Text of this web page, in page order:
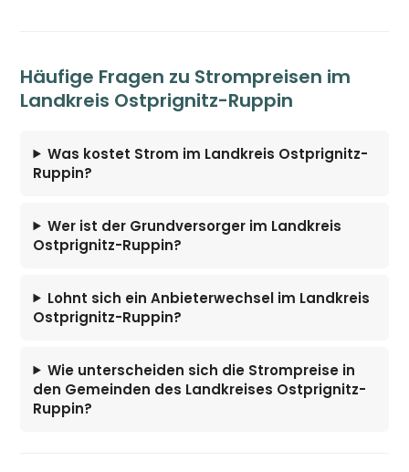
Häufige Fragen zu Strompreisen im
Landkreis Ostprignitz-Ruppin
Was kostet Strom im Landkreis Ostprignitz-
Ruppin?
Wer ist der Grundversorger im Landkreis
Ostprignitz-Ruppin?
Lohnt sich ein Anbieterwechsel im Landkreis
Ostprignitz-Ruppin?
Wie unterscheiden sich die Strompreise in
den Gemeinden des Landkreises Ostprignitz-
Ruppin?